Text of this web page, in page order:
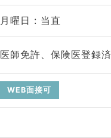
月曜日 : 当直
医師免許、保険医登録済
WEB面接可